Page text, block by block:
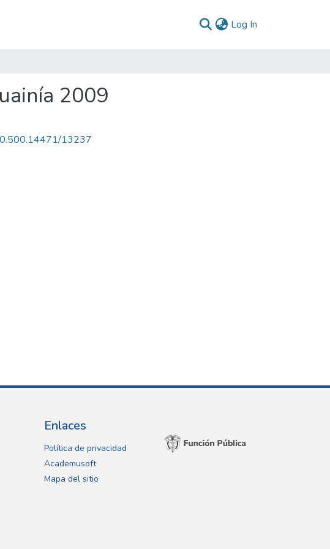
Log In
2009
13237
Enlaces
Política de privacidad
Academusoft
Mapa del sitio